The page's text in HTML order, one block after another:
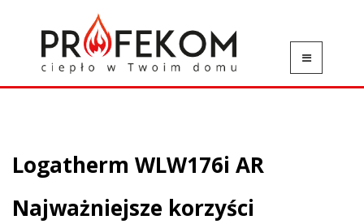
Logatherm WLW176i AR
Najważniejsze korzyści